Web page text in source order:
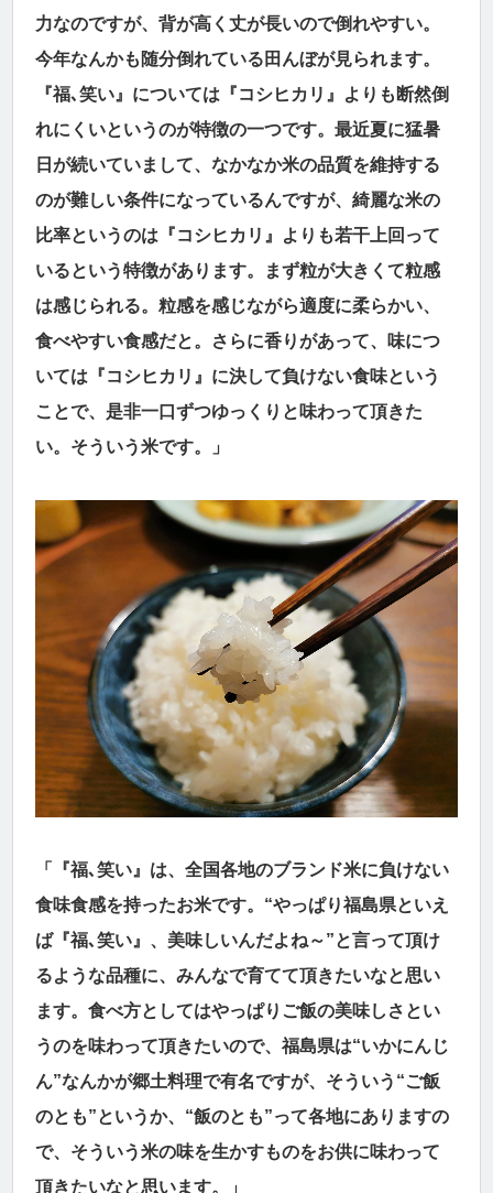
力なのですが、背が高く丈が長いので倒れやすい。
今年なんかも随分倒れている田んぼが見られます。
『福､笑い』については『コシヒカリ』よりも断然倒
れにくいというのが特徴の一つです。最近夏に猛暑
日が続いていまして、なかなか米の品質を維持する
のが難しい条件になっているんですが、綺麗な米の
比率というのは『コシヒカリ』よりも若干上回って
いるという特徴があります。まず粒が大きくて粒感
は感じられる。粒感を感じながら適度に柔らかい、
食べやすい食感だと。さらに香りがあって、味につ
いては『コシヒカリ』に決して負けない食味という
ことで、是非一口ずつゆっくりと味わって頂きた
い。そういう米です。」
「『福､笑い』は、全国各地のブランド米に負けない
食味食感を持ったお米です。“やっぱり福島県といえ
ば『福､笑い』、美味しいんだよね～”と言って頂け
るような品種に、みんなで育てて頂きたいなと思い
ます。食べ方としてはやっぱりご飯の美味しさとい
うのを味わって頂きたいので、福島県は“いかにんじ
ん”なんかが郷土料理で有名ですが、そういう“ご飯
のとも”というか、“飯のとも”って各地にありますの
で、そういう米の味を生かすものをお供に味わって
頂きたいなと思います。」